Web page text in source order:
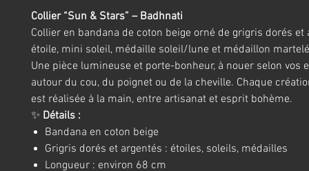
Collier “Sun & Stars” – Badhnati
Collier en bandana de coton beige orné de grigris dorés et
étoile, mini soleil, médaille soleil/lune et médaillon
Une pièce lumineuse et porte-bonheur, à nouer selon vos
autour du cou, du poignet ou de la cheville. Chaque
est réalisée à la main, entre artisanat et esprit bohème.
✨ Détails :
Bandana en coton beige
Grigris dorés et argentés : étoiles, soleils, médailles
Longueur : environ 68 cm